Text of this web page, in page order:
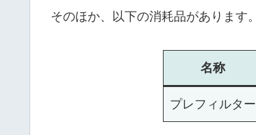
そのほか、以下の消耗品があります。
名称
プレフィルター